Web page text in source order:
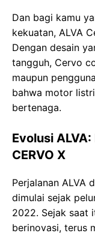
Dan bagi kamu
kekuatan, ALVA
Dengan desain
tangguh, Cervo
maupun
bahwa motor
bertenaga.
Evolusi
CERVO X
Perjalanan ALVA
dimulai sejak
2022. Sejak saat
berinovasi, terus